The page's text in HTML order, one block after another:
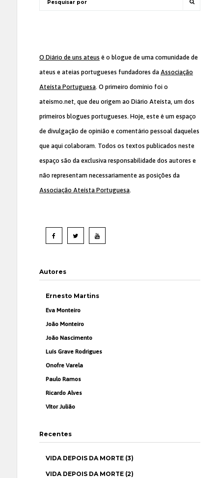
O Diário de uns ateus é o blogue de uma comunidade de
ateus e ateias portugueses fundadores da Associação
Ateísta Portuguesa. O primeiro domínio foi o
ateismo.net, que deu origem ao Diário Ateísta, um dos
primeiros blogues portugueses. Hoje, este é um espaço
de divulgação de opinião e comentário pessoal daqueles
que aqui colaboram. Todos os textos publicados neste
espaço são da exclusiva responsabilidade dos autores e
não representam necessariamente as posições da
Associação Ateísta Portuguesa.
Autores
Ernesto Martins
Eva Monteiro
João Monteiro
João Nascimento
Luís Grave Rodrigues
Onofre Varela
Paulo Ramos
Ricardo Alves
Vítor Julião
Recentes
VIDA DEPOIS DA MORTE (3)
VIDA DEPOIS DA MORTE (2)